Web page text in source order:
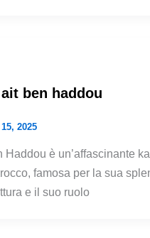
ben haddou
2025
Haddou è un’affascinante
famosa per la sua
e il suo ruolo